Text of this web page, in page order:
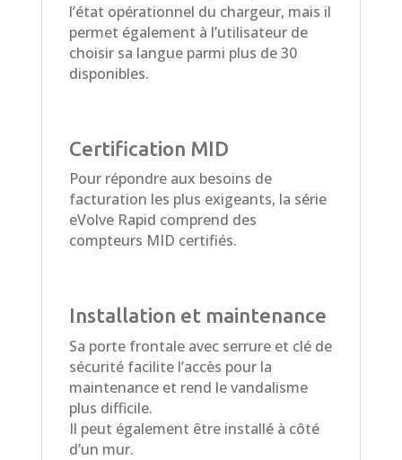
l’état opérationnel du chargeur, mais il
permet également à l’utilisateur de
choisir sa langue parmi plus de 30
disponibles.
Certification MID
Pour répondre aux besoins de
facturation les plus exigeants, la série
eVolve Rapid comprend des
compteurs MID certifiés.
Installation et maintenance
Sa porte frontale avec serrure et clé de
sécurité facilite l’accès pour la
maintenance et rend le vandalisme
plus difficile.
Il peut également être installé à côté
d’un mur.